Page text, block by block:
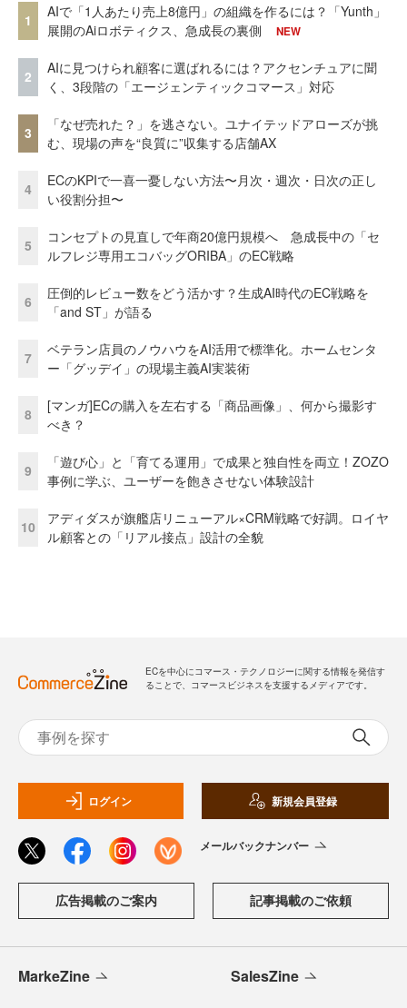
1
AIで「1人あたり売上8億円」の組織を作るには？「Yunth」
展開のAiロボティクス、急成長の裏側
NEW
2
AIに見つけられ顧客に選ばれるには？アクセンチュアに聞
く、3段階の「エージェンティックコマース」対応
3
「なぜ売れた？」を逃さない。ユナイテッドアローズが挑
む、現場の声を“良質に”収集する店舗AX
4
ECのKPIで一喜一憂しない方法〜月次・週次・日次の正し
い役割分担〜
5
コンセプトの見直しで年商20億円規模へ 急成長中の「セ
ルフレジ専用エコバッグORIBA」のEC戦略
6
圧倒的レビュー数をどう活かす？生成AI時代のEC戦略を
「and ST」が語る
7
ベテラン店員のノウハウをAI活用で標準化。ホームセンタ
ー「グッデイ」の現場主義AI実装術
8
[マンガ]ECの購入を左右する「商品画像」、何から撮影す
べき？
9
「遊び心」と「育てる運用」で成果と独自性を両立！ZOZO
事例に学ぶ、ユーザーを飽きさせない体験設計
10
アディダスが旗艦店リニューアル×CRM戦略で好調。ロイヤ
ル顧客との「リアル接点」設計の全貌
ECを中心にコマース・テクノロジーに関する情報を発信す
ることで、コマースビジネスを支援するメディアです。
ログイン 新規会員登録
メールバックナンバー
広告掲載のご案内 記事掲載のご依頼
MarkeZine SalesZine